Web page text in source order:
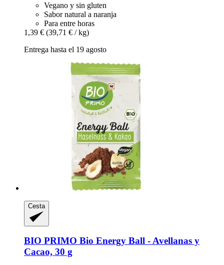
Vegano y sin gluten
Sabor natural a naranja
Para entre horas
1,39 € (39,71 € / kg)
Entrega hasta el 19 agosto
Cesta
BIO PRIMO Bio Energy Ball -​ Avellanas y
Cacao, 30 g